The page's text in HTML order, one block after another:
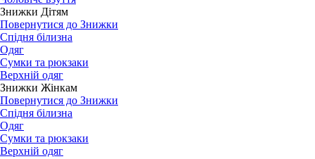
Знижки Дітям
Повернутися до Знижки
Спідня білизна
Одяг
Сумки та рюкзаки
Верхній одяг
Знижки Жінкам
Повернутися до Знижки
Спідня білизна
Одяг
Сумки та рюкзаки
Верхній одяг